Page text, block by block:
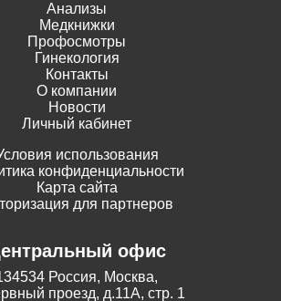
Анализы
Медкнижки
Профосмотры
Гинекология
Контакты
О компании
Новости
Личный кабинет
использования
конфиденциальности
Карта сайта
для партнеров
офис
Россия, Москва,
проезд, д.11А, стр. 1